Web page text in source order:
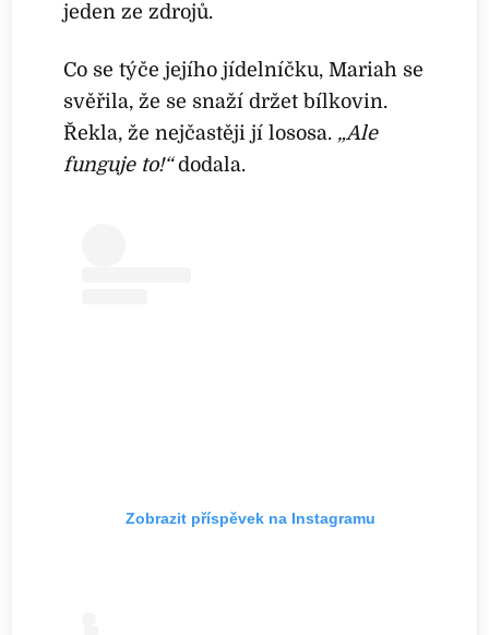
jeden ze zdrojů.
Co se týče jejího jídelníčku, Mariah se
svěřila, že se snaží držet bílkovin.
Řekla, že nejčastěji jí lososa. „Ale
funguje to!“dodala.
Zobrazit příspěvek na Instagramu